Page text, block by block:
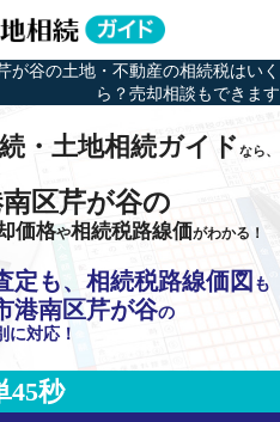
が谷の土地・不動産の相続税はいく
ら？売却相談もできます
・土地相続ガイドなら、
区芹が谷の
価格や相続税路線価がわかる！
定も、相続税路線価図 も
港南区芹が谷の
に対応！
45秒